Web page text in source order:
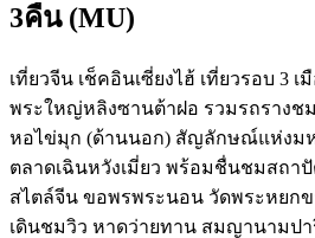
3คืน (MU)
เที่ยวจีน เช็คอินเซี่ยงไฮ้ เที่ยวรอบ 3
พระใหญ่หลิงซานต้าฝอ รวมรถรางช
หอไข่มุก (ด้านนอก) สัญลักษณ์แห่งมห
ตลาดเฉินหวังเมี่ยว พร้อมชื่นชมสถา
สไตล์จีน ขอพรพระนอน วัดพระหยก
เดินชมวิว หาดว่ายทาน สมญานามป